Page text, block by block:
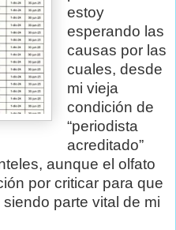
estoy
esperando las
causas por las
cuales, desde
mi vieja
condición de
“periodista
acreditado”
aunque el olfato
por criticar para que
parte vital de mi